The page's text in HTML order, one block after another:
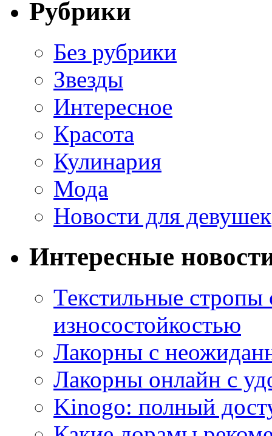
Рубрики
Без рубрики
Звезды
Интересное
Красота
Кулинария
Мода
Новости для девушек
Интересные
Текстильные
износостойкостью
Лакорны с
Лакорны онлайн с
Kinogo: полный